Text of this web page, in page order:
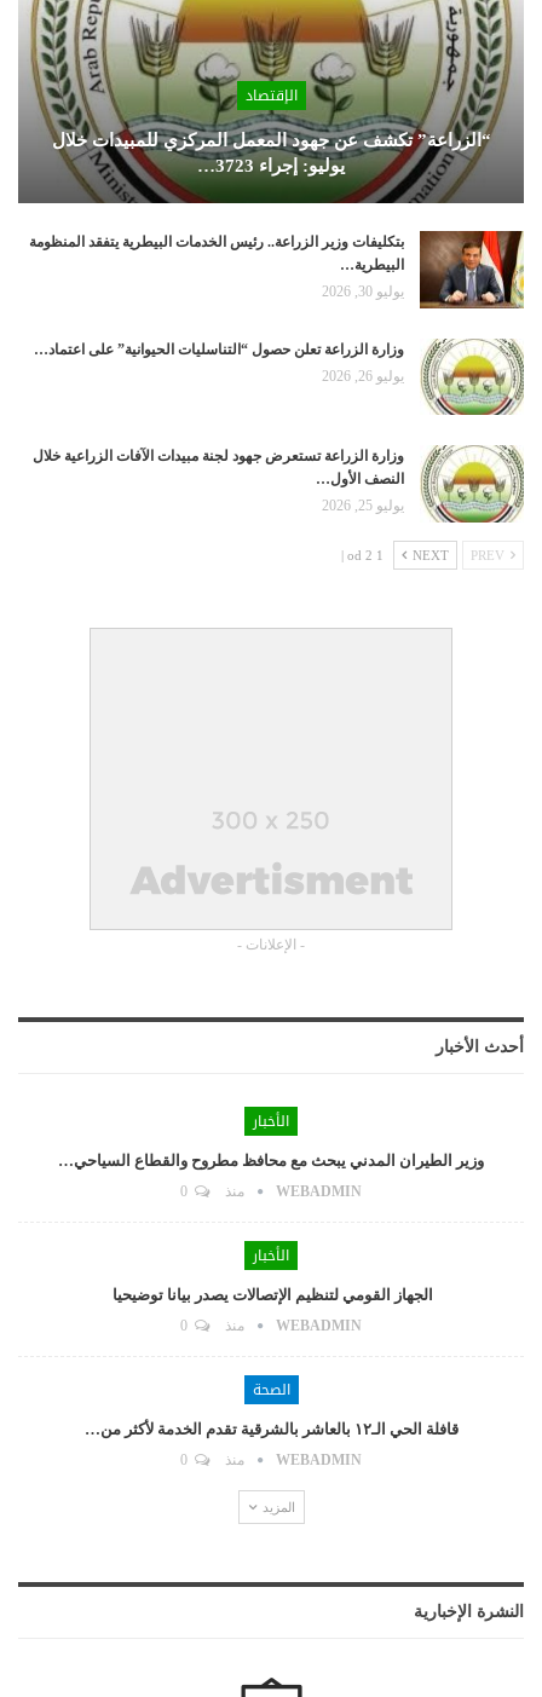
الإقتصاد
“الزراعة” تكشف عن جهود المعمل المركزي للمبيدات خلال
يوليو: إجراء 3723…
بتكليفات وزير الزراعة.. رئيس الخدمات البيطرية يتفقد المنظومة
البيطرية…
يوليو 30, 2026
وزارة الزراعة تعلن حصول “التناسليات الحيوانية” على اعتماد…
يوليو 26, 2026
وزارة الزراعة تستعرض جهود لجنة مبيدات الآفات الزراعية خلال
النصف الأول…
يوليو 25, 2026
NEXT
1 od 2 |
- الإعلانات -
أحدث الأخبار
الأخبار
وزير الطيران المدني يبحث مع محافظ مطروح والقطاع السياحي…
WEBADMIN منذ
الأخبار
الجهاز القومي لتنظيم الإتصالات يصدر بيانا توضيحيا
WEBADMIN منذ
الصحة
قافلة الحي الـ١٢ بالعاشر بالشرقية تقدم الخدمة لأكثر من…
WEBADMIN منذ
المزيد
النشرة الإخبارية